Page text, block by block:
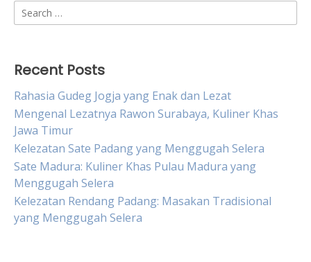
Search
for:
Recent Posts
Rahasia Gudeg Jogja yang Enak dan Lezat
Mengenal Lezatnya Rawon Surabaya, Kuliner Khas
Jawa Timur
Kelezatan Sate Padang yang Menggugah Selera
Sate Madura: Kuliner Khas Pulau Madura yang
Menggugah Selera
Kelezatan Rendang Padang: Masakan Tradisional
yang Menggugah Selera